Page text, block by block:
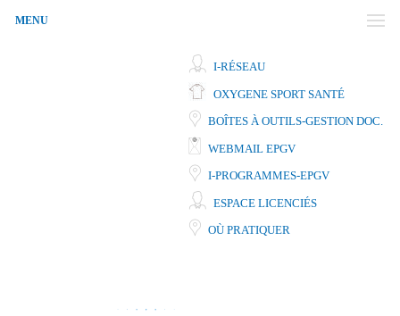
MENU
I-RÉSEAU
OXYGENE SPORT SANTÉ
BOÎTES À OUTILS-GESTION DOC.
WEBMAIL EPGV
I-PROGRAMMES-EPGV
ESPACE LICENCIÉS
OÙ PRATIQUER